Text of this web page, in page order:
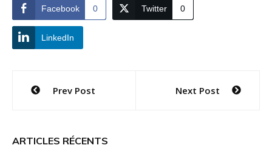
Facebook 0 Twitter 0
LinkedIn
Navigation
l’article
Prev Post Next Post
ARTICLES RÉCENTS